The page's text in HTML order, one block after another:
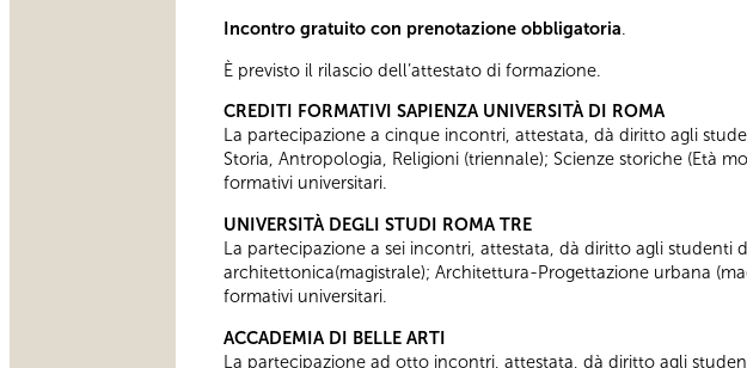
Incontro gratuito con prenotazione obbligatoria.
È previsto il rilascio dell’attestato di formazione.
CREDITI FORMATIVI SAPIENZA UNIVERSITÀ DI ROMA
La partecipazione a cinque incontri, attestata, dà diritto agli
Storia, Antropologia, Religioni (triennale); Scienze storiche (Età
formativi universitari.
UNIVERSITÀ DEGLI STUDI ROMA TRE
La partecipazione a sei incontri, attestata, dà diritto agli studenti
architettonica(magistrale); Architettura-Progettazione urbana
formativi universitari.
ACCADEMIA DI BELLE ARTI
La partecipazione ad otto incontri, attestata, dà diritto agli